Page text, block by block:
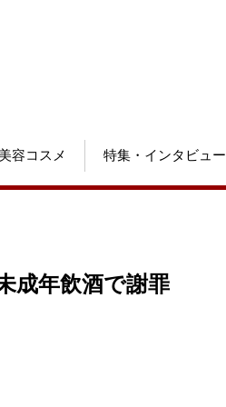
美容コスメ 特集・インタビュー
成年飲酒で謝罪